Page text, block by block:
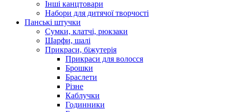
Інші канцтовари
Набори для дитячої творчості
Панські штучки
Сумки, клатчі, рюкзаки
Шарфи, шалі
Прикраси, біжутерія
Прикраси для волосся
Брошки
Браслети
Різне
Каблучки
Годинники